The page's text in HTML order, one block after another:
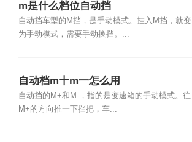
m是什么档位自动挡
自动挡车型的M挡，是手动模式。挂入M挡，就变
为手动模式，需要手动换挡。...
自动档m十m一怎么用
自动挡的M+和M-，指的是变速箱的手动模式。往
M+的方向推一下挡把，车...